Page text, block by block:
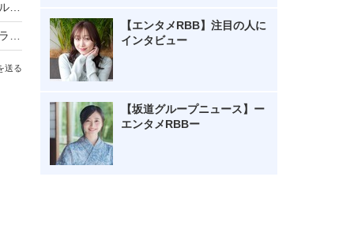
送る
【エンタメRBB】注目の人に
インタビュー
【坂道グループニュース】ー
エンタメRBBー